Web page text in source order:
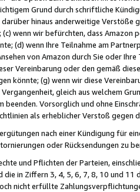
Grund durch schriftliche
hinaus anderweitige
(c) wenn wir befürchten, dass
(d) wenn Ihre Teilnahme am
von Amazon durch Sie oder
Vereinbarung oder den gemäß
könnte; (g) wenn wir diese
gleich aus welchem
Vorsorglich und ohne
als erheblicher Verstoß gegen
nach einer Kündigung für
oder Rücksendungen zu
und Pflichten der Parteien,
in Ziffern 3, 4, 5, 6, 7, 8, 10 und
nicht erfüllte